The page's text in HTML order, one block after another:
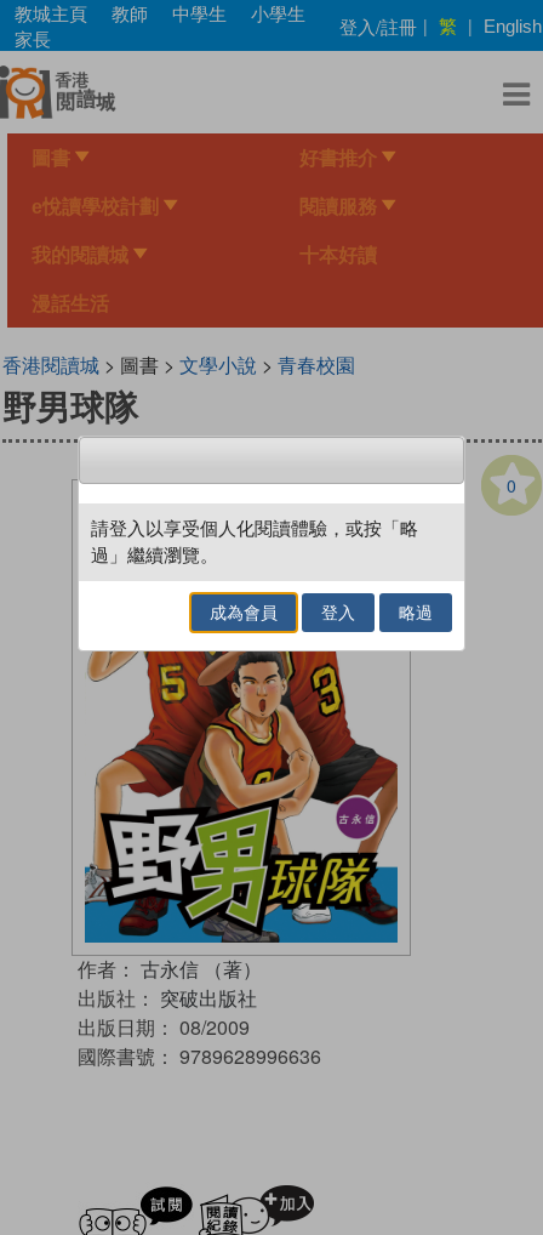
Skip
main
content
教城主頁 教師 中學生
小學生
家長
登入/註冊 | 繁 | English
圖書 好書推介
e悅讀學校計劃 閱讀服務
我的閱讀城 十本好讀
漫話生活
香港閱讀城> 圖書 > 文學小說 > 青春校園
野男球隊
0
作者： 古永信 （著）
出版社： 突破出版社
出版日期： 08/2009
國際書號： 9789628996636
試閲
請登入以享受個人化閱讀體驗，或按「略
過」繼續瀏覽。
成為會員 登入 略過